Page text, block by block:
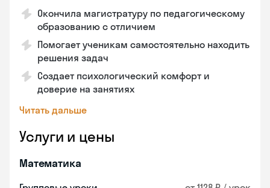
Окончила магистратуру по педагогическому
образованию с отличием
Помогает ученикам самостоятельно находить
решения задач
Создает психологический комфорт и
доверие на занятиях
Читать дальше
Услуги и цены
Математика